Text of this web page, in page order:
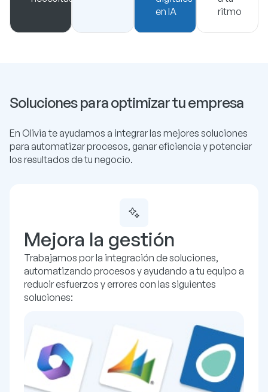
en IA
ritmo
Soluciones para optimizar tu empresa
En Olivia te ayudamos a integrar las mejores soluciones
para automatizar procesos, ganar eficiencia y potenciar
los resultados de tu negocio.
Mejora la gestión
Trabajamos por la integración de soluciones,
automatizando procesos y ayudando a tu equipo a
reducir esfuerzos y errores con las siguientes
soluciones: